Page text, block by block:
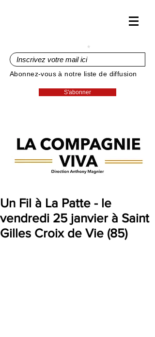
Abonnez-vous à notre liste de diffusion
S'abonner
Un Fil à La Patte - le
vendredi 25 janvier à Saint
Gilles Croix de Vie (85)